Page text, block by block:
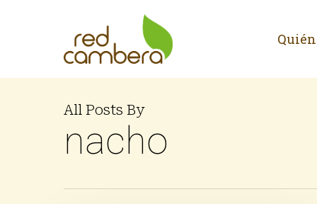
All Posts By
nacho